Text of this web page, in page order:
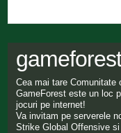
Cea mai tare Comunitate
GameForest este un loc
jocuri pe internet!
Va invitam pe serverele
Strike Global Offensive